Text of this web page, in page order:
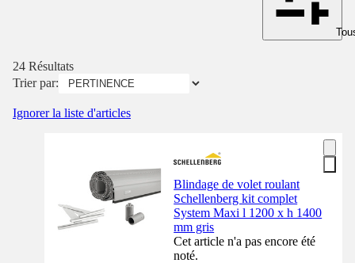
24 Résultats
Trier par:
Ignorer la liste d'articles
Blindage de volet roulant
Schellenberg kit complet
System Maxi l 1200 x h 1400
mm gris
Cet article n'a pas encore été
noté.